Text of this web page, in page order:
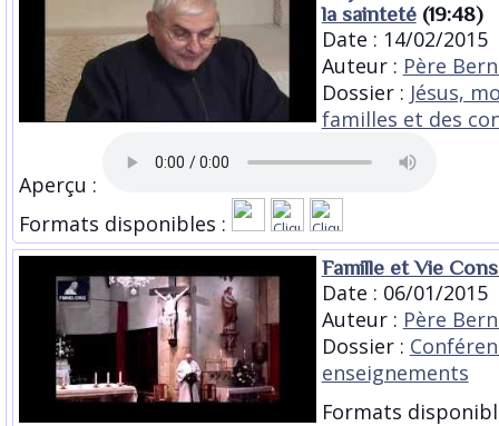
la sainteté(19:48)
Date : 14/02/2015
Auteur : Père
Dossier : Jésus,
familles et des
Aperçu :
Formats disponibles :
Famille et Vie
Date : 06/01/2015
Auteur : Père
Dossier :
enseignements
Formats